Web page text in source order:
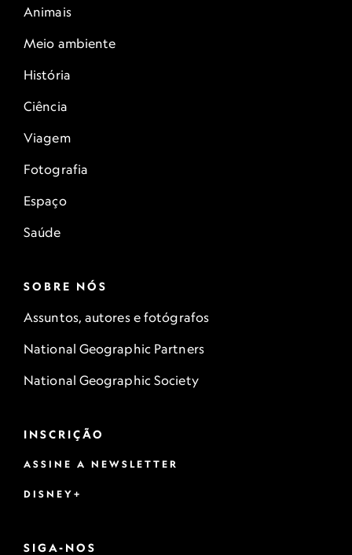
Animais
Meio ambiente
História
Ciência
Viagem
Fotografia
Espaço
Saúde
SOBRE NÓS
Assuntos, autores e fotógrafos
National Geographic Partners
National Geographic Society
INSCRIÇÃO
ASSINE A NEWSLETTER
DISNEY+
SIGA-NOS